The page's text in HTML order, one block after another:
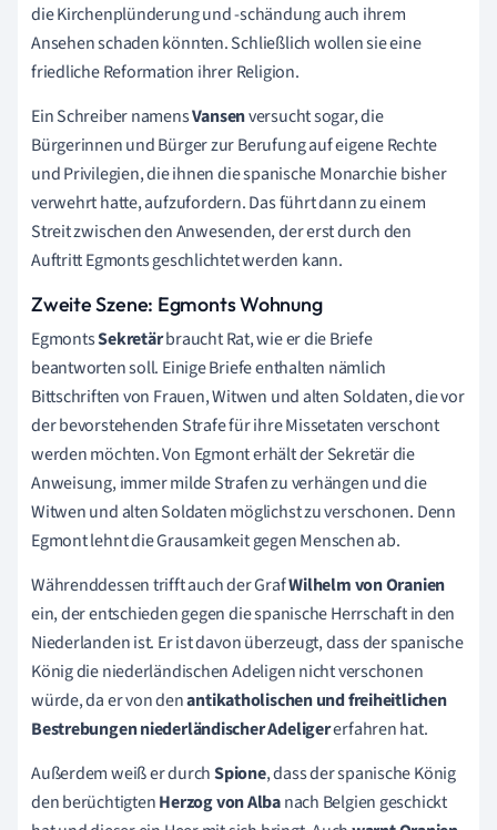
die Kirchenplünderung und -schändung auch ihrem
Ansehen schaden könnten. Schließlich wollen sie eine
friedliche Reformation ihrer Religion.
Ein Schreiber namensVansenversucht sogar, die
Bürgerinnen und Bürger zur Berufung auf eigene Rechte
und Privilegien, die ihnen die spanische Monarchie bisher
verwehrt hatte, aufzufordern. Das führt dann zu einem
Streit zwischen den Anwesenden, der erst durch den
Auftritt Egmonts geschlichtet werden kann.
Zweite Szene: Egmonts Wohnung
EgmontsSekretärbraucht Rat, wie er die Briefe
beantworten soll. Einige Briefe enthalten nämlich
Bittschriften von Frauen, Witwen und alten Soldaten, die vor
der bevorstehenden Strafe für ihre Missetaten verschont
werden möchten. Von Egmont erhält der Sekretär die
Anweisung, immer milde Strafen zu verhängen und die
Witwen und alten Soldaten möglichst zu verschonen. Denn
Egmont lehnt die Grausamkeit gegen Menschen ab.
Währenddessen trifft auch der GrafWilhelm von Oranien
ein, der entschieden gegen die spanische Herrschaft in den
Niederlanden ist. Er ist davon überzeugt, dass der spanische
König die niederländischen Adeligen nicht verschonen
würde, da er von denantikatholischen und freiheitlichen
Bestrebungen niederländischer Adeligererfahren hat.
Außerdem weiß er durchSpione, dass der spanische König
den berüchtigtenHerzog von Albanach Belgien geschickt